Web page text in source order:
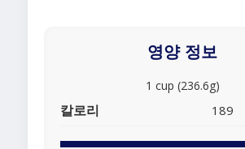
영양 정보
1 cup (236.6g)
칼로리 189